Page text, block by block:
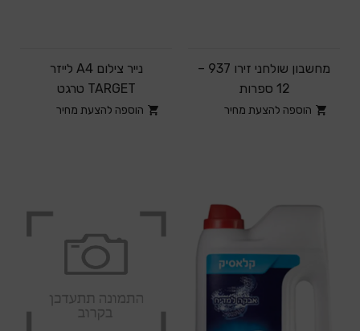
מחשבון שולחני זירו 937 –
12 ספרות
הוספה להצעת מחיר
נייר צילום A4 לייזר
TARGET טרגט
הוספה להצעת מחיר